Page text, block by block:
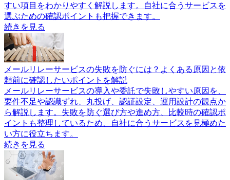
すい項目をわかりやすく解説します。自社に合うサービスを
選ぶための確認ポイントも把握できます。
続きを見る
メールリレーサービスの失敗を防ぐには？よくある原因と依
頼前に確認したいポイントを解説
メールリレーサービスの導入や委託で失敗しやすい原因を、
要件不足や認識ずれ、丸投げ、認証設定、運用設計の観点か
ら解説します。失敗を防ぐ選び方や進め方、比較時の確認ポ
イントも整理しているため、自社に合うサービスを見極めた
い方に役立ちます。
続きを見る